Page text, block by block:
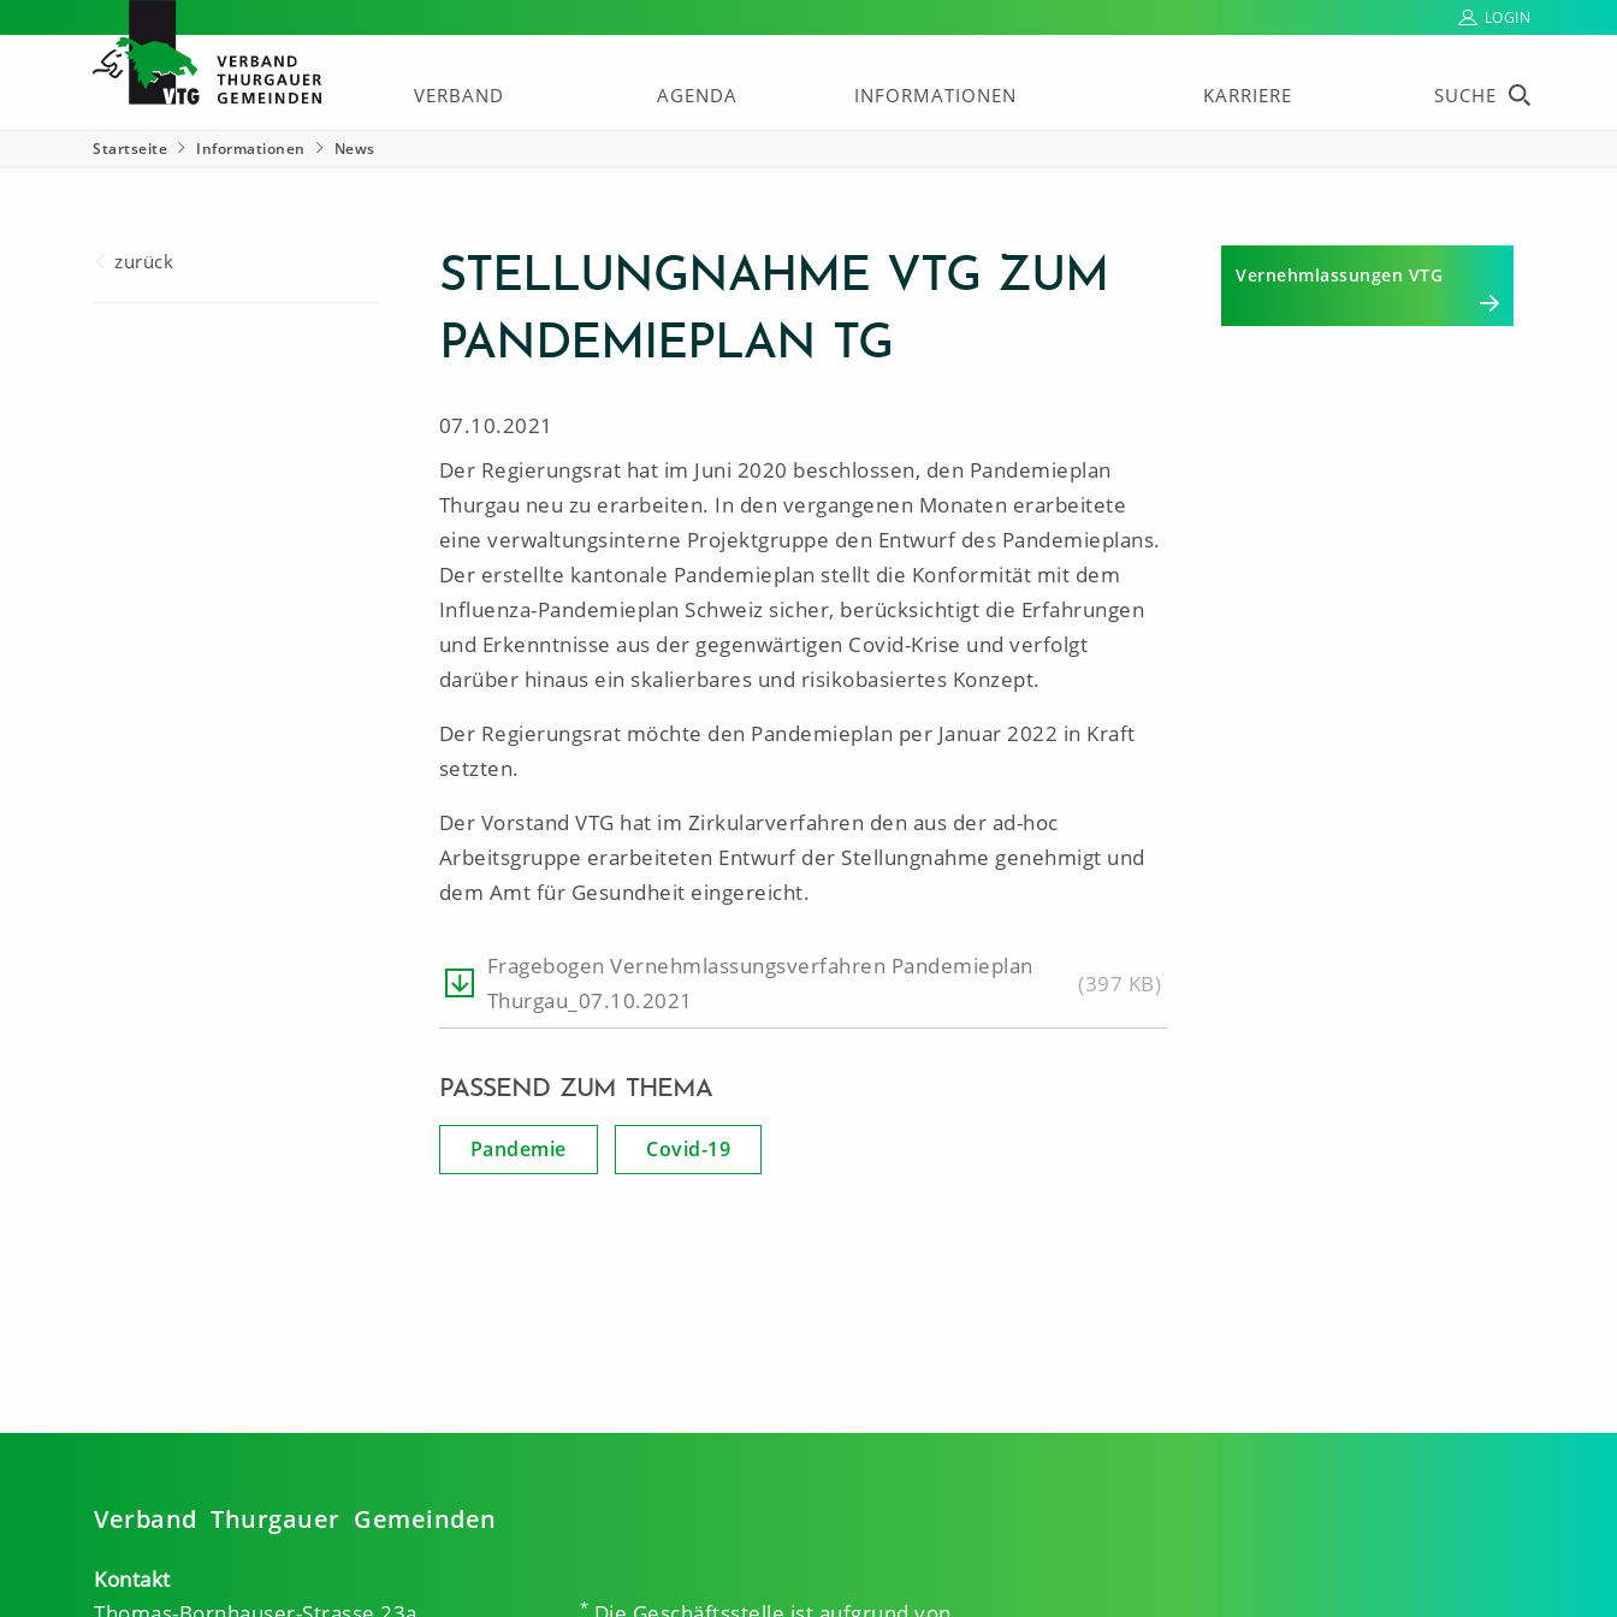
LOGIN
VERBAND AGENDA INFORMATIONEN KARRIERE SUCHE
Startseite Informationen News
zurück
STELLUNGNAHME VTG ZUM
PANDEMIEPLAN TG
07.10.2021
Der Regierungsrat hat im Juni 2020 beschlossen, den Pandemieplan
Thurgau neu zu erarbeiten. In den vergangenen Monaten erarbeitete
eine verwaltungsinterne Projektgruppe den Entwurf des Pandemieplans.
Der erstellte kantonale Pandemieplan stellt die Konformität mit dem
Influenza-Pandemieplan Schweiz sicher, berücksichtigt die Erfahrungen
und Erkenntnisse aus der gegenwärtigen Covid-Krise und verfolgt
darüber hinaus ein skalierbares und risikobasiertes Konzept.
Der Regierungsrat möchte den Pandemieplan per Januar 2022 in Kraft
setzten.
Der Vorstand VTG hat im Zirkularverfahren den aus der ad-hoc
Arbeitsgruppe erarbeiteten Entwurf der Stellungnahme genehmigt und
dem Amt für Gesundheit eingereicht.
Fragebogen Vernehmlassungsverfahren Pandemieplan
Thurgau_07.10.2021
(397 KB)
PASSEND ZUM THEMA
Pandemie Covid-19
Vernehmlassungen VTG
Verband Thurgauer Gemeinden
Kontakt
*